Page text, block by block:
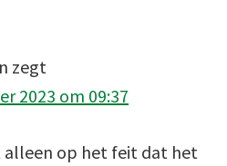
zegt
2023 om 09:37
alleen op het feit dat het